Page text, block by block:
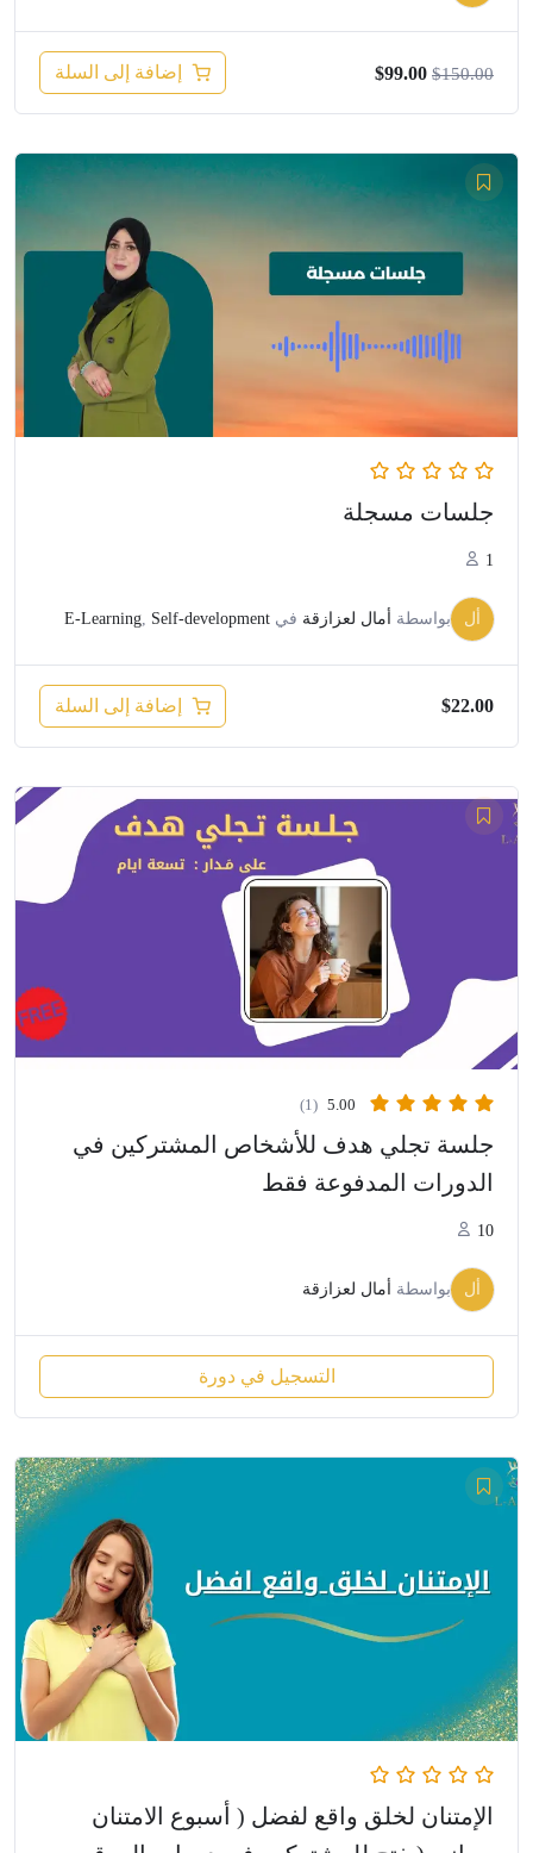
$150.00
السعر$99.00 السعر
إضافة إلى السلة
جلسات مسجلة
1
أل بواسطة أمال لعزازقة في E-Learning Self-development
$22.00 إضافة إلى السلة
5.00
(1)
جلسة تجلي هدف للأشخاص المشتركين في
الدورات المدفوعة فقط
10
أل بواسطة أمال لعزازقة
التسجيل في دورة
الإمتنان لخلق واقع لفضل ( أسبوع الامتنان